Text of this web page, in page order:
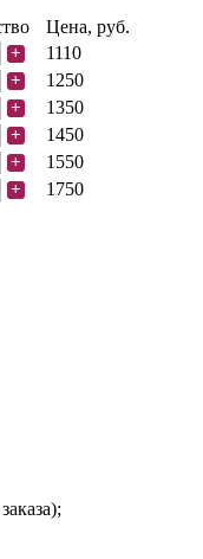
Цена, руб.
+
1110
+
1250
+
1350
+
1450
+
1550
+ 1750